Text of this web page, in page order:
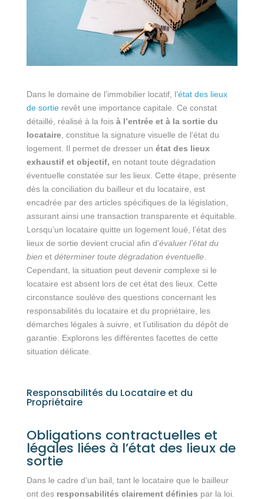
Dans le domaine de l’immobilier locatif, l’état des lieux
de sortierevêt une importance capitale. Ce constat
détaillé, réalisé à la fois à l’entrée et à la sortie du
locataire, constitue la signature visuelle de l’état du
logement. Il permet de dresser un état des lieux
exhaustif et objectif, en notant toute dégradation
éventuelle constatée sur les lieux. Cette étape, présente
dès la conciliation du bailleur et du locataire, est
encadrée par des articles spécifiques de la législation,
assurant ainsi une transaction transparente et équitable.
Lorsqu’un locataire quitte un logement loué, l’état des
lieux de sortie devient crucial afin d’évaluer l’état du
bien et déterminer toute dégradation éventuelle.
Cependant, la situation peut devenir complexe si le
locataire est absent lors de cet état des lieux. Cette
circonstance soulève des questions concernant les
responsabilités du locataire et du propriétaire, les
démarches légales à suivre, et l’utilisation du dépôt de
garantie. Explorons les différentes facettes de cette
situation délicate.
Responsabilités du Locataire et du
Propriétaire
Obligations contractuelles et
légales liées à l’état des lieux de
sortie
Dans le cadre d’un bail, tant le locataire que le bailleur
ont des responsabilités clairement définies par la loi.